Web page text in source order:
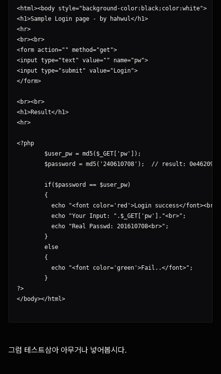
<html><body style="background-color:black;color:white">
<h1>Sample Login page - by hahwul</h1>
<hr>
<br><br>
<form action="" method="get">
<input type="text" value="" name="pw">
<input type="submit" value="Login">
</form>
<br><br>
<h1>Result</h1>
<hr>
<?php
        $user_pw = md5($_GET['pw']);
$password = md5('240610708');  // result:
        if($password == $user_pw)
        {
echo "<font color='red'>Login success</
          echo "Your Input: ".$_GET['pw']."<br>";
          echo "Real Passwd: 201610708<br>";
        }
        else
        {
          echo "<font color='green'>Fail..</font>";
        }
?>
</body></html>
그럼 테스트삼아 아무거나 넣어봅시다.